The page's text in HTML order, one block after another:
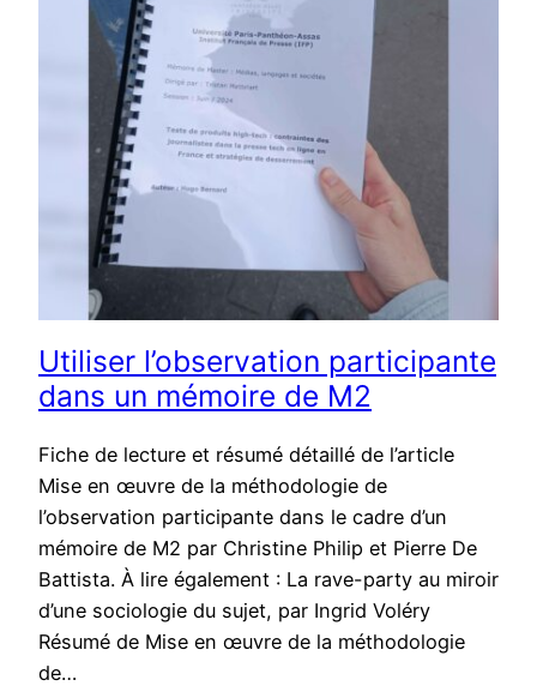
Utiliser l’observation participante
dans un mémoire de M2
Fiche de lecture et résumé détaillé de l’article
Mise en œuvre de la méthodologie de
l’observation participante dans le cadre d’un
mémoire de M2 par Christine Philip et Pierre De
Battista. À lire également : La rave-party au miroir
d’une sociologie du sujet, par Ingrid Voléry
Résumé de Mise en œuvre de la méthodologie
de…